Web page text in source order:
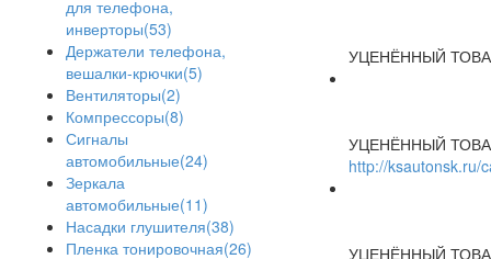
для телефона,
инверторы(53)
Держатели телефона,
вешалки-крючки(5)
Вентиляторы(2)
Компрессоры(8)
Сигналы
автомобильные(24)
Зеркала
автомобильные(11)
Насадки глушителя(38)
Пленка тонировочная(26)
УЦЕНЁННЫЙ
УЦЕНЁННЫЙ
http://ksautonsk.ru/
УЦЕНЁННЫЙ